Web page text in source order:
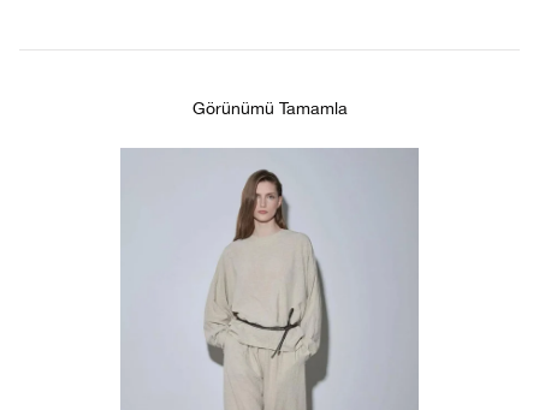
Görünümü Tamamla